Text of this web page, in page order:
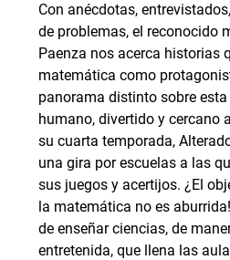
Con anécdotas,
de problemas, el reconocido
Paenza nos acerca historias
matemática como
panorama distinto sobre
humano, divertido y cercano
su cuarta temporada,
una gira por escuelas a las
sus juegos y acertijos. ¿El
la matemática no es
de enseñar ciencias, de
entretenida, que llena las